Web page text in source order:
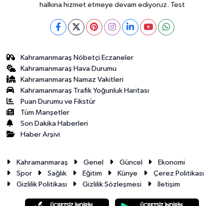
halkına hizmet etmeye devam ediyoruz. Test
Kahramanmaraş Nöbetçi Eczaneler
Kahramanmaraş Hava Durumu
Kahramanmaraş Namaz Vakitleri
Kahramanmaraş Trafik Yoğunluk Haritası
Puan Durumu ve Fikstür
Tüm Manşetler
Son Dakika Haberleri
Haber Arşivi
Kahramanmaraş Genel Güncel
Ekonomi
Spor
Sağlık Eğitim Künye
Çerez Politikası
Gizlilik Politikası
Gizlilik Sözleşmesi İletişim